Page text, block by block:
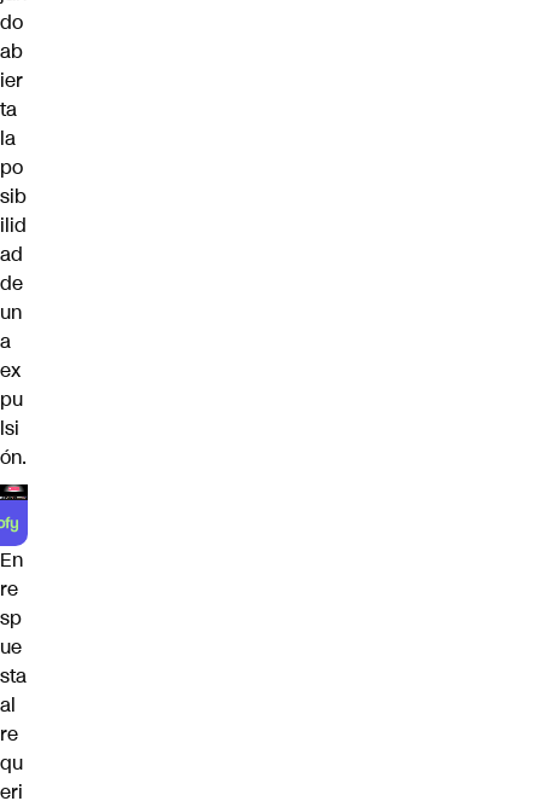
do
ab
ier
ta
la
po
sib
ilid
ad
de
un
a
ex
pu
lsi
ón.
En
re
sp
ue
sta
al
re
qu
eri